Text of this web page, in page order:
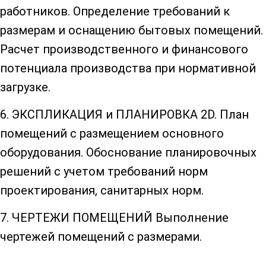
работников. Определение требований к
размерам и оснащению бытовых помещений.
Расчет производственного и финансового
потенциала производства при нормативной
загрузке.
6. ЭКСПЛИКАЦИЯ и ПЛАНИРОВКА 2D. План
помещений c размещением основного
оборудования. Обоснование планировочных
решений с учетом требований норм
проектирования, санитарных норм.
7. ЧЕРТЕЖИ ПОМЕЩЕНИЙ Выполнение
чертежей помещений с размерами.